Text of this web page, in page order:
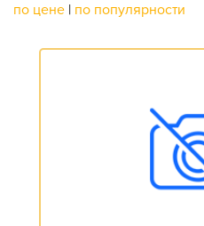
по цене | по популярности